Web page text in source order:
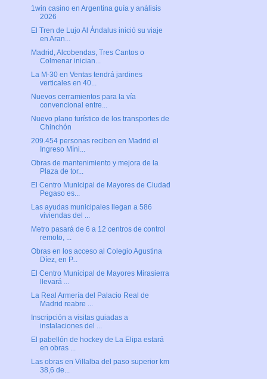
1win casino en Argentina guía y análisis
2026
El Tren de Lujo Al Ándalus inició su viaje
en Aran...
Madrid, Alcobendas, Tres Cantos o
Colmenar inician...
La M-30 en Ventas tendrá jardines
verticales en 40...
Nuevos cerramientos para la vía
convencional entre...
Nuevo plano turístico de los transportes de
Chinchón
209.454 personas reciben en Madrid el
Ingreso Míni...
Obras de mantenimiento y mejora de la
Plaza de tor...
El Centro Municipal de Mayores de Ciudad
Pegaso es...
Las ayudas municipales llegan a 586
viviendas del ...
Metro pasará de 6 a 12 centros de control
remoto, ...
Obras en los acceso al Colegio Agustina
Díez, en P...
El Centro Municipal de Mayores Mirasierra
llevará ...
La Real Armería del Palacio Real de
Madrid reabre ...
Inscripción a visitas guiadas a
instalaciones del ...
El pabellón de hockey de La Elipa estará
en obras ...
Las obras en Villalba del paso superior km
38,6 de...